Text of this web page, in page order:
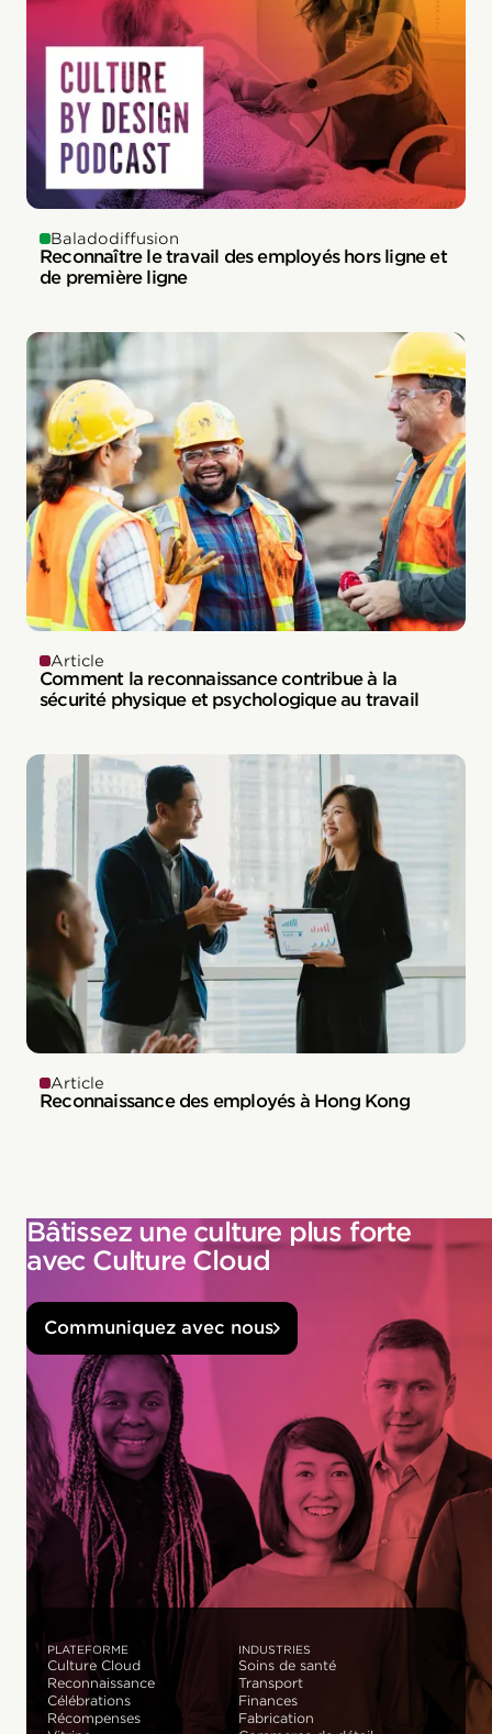
Baladodiffusion
Reconnaître le travail des employés hors ligne et
de première ligne
Article
Comment la reconnaissance contribue à la
sécurité physique et psychologique au travail
Article
Reconnaissance des employés à Hong Kong
Bâtissez une culture plus forte
avec Culture Cloud
Communiquez avec nous
PLATEFORME
Culture Cloud
Reconnaissance
Célébrations
Récompenses
INDUSTRIES
Soins de santé
Transport
Finances
Fabrication